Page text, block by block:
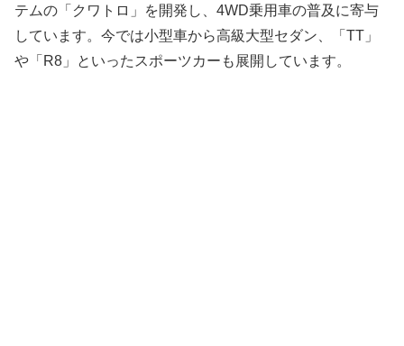
テムの「クワトロ」を開発し、4WD乗用車の普及に寄与
しています。今では小型車から高級大型セダン、「TT」
や「R8」といったスポーツカーも展開しています。